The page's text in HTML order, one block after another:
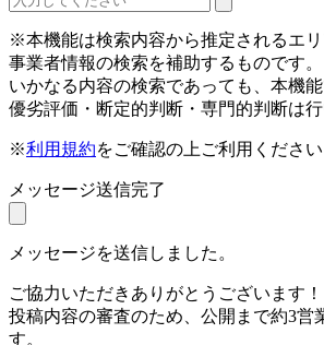
※本機能は検索内容から推定されるエリ
事業者情報の検索を補助するものです。
いかなる内容の検索であっても、本機
優劣評価・断定的判断・専門的判断は行
※利用規約をご確認の上ご利用ください
メッセージ送信完了
メッセージを送信しました。
ご協力いただきありがとうございます！
投稿内容の審査のため、公開まで約3営
す。